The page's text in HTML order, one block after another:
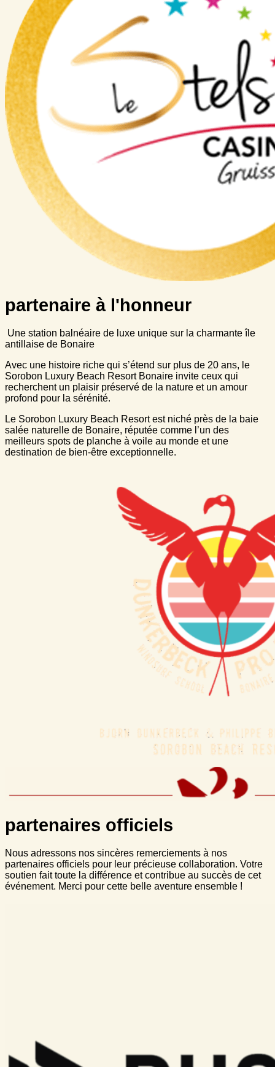
partenaire à l'honneur
Une station balnéaire de luxe unique sur la charmante île
antillaise de Bonaire
Avec une histoire riche qui s’étend sur plus de 20 ans, le
Sorobon Luxury Beach Resort Bonaire invite ceux qui
recherchent un plaisir préservé de la nature et un amour
profond pour la sérénité.
Le Sorobon Luxury Beach Resort est niché près de la baie
salée naturelle de Bonaire, réputée comme l’un des
meilleurs spots de planche à voile au monde et une
destination de bien-être exceptionnelle.
partenaires officiels
Nous adressons nos sincères remerciements à nos
partenaires officiels pour leur précieuse collaboration. Votre
soutien fait toute la différence et contribue au succès de cet
événement. Merci pour cette belle aventure ensemble !